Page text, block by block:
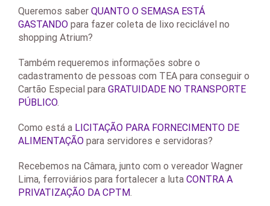
Queremos saber QUANTO O SEMASA ESTÁ
GASTANDO para fazer coleta de lixo reciclável no
shopping Atrium?
Também requeremos informações sobre o
cadastramento de pessoas com TEA para conseguir o
Cartão Especial para GRATUIDADE NO TRANSPORTE
PÚBLICO.
Como está a LICITAÇÃO PARA FORNECIMENTO DE
ALIMENTAÇÃO para servidores e servidoras?
Recebemos na Câmara, junto com o vereador Wagner
Lima, ferroviários para fortalecer a luta CONTRA A
PRIVATIZAÇÃO DA CPTM